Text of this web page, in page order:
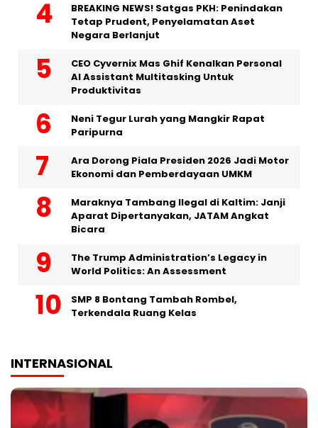
BREAKING NEWS! Satgas PKH: Penindakan
Tetap Prudent, Penyelamatan Aset
Negara Berlanjut
CEO Cyvernix Mas Ghif Kenalkan Personal
AI Assistant Multitasking Untuk
Produktivitas
Neni Tegur Lurah yang Mangkir Rapat
Paripurna
Ara Dorong Piala Presiden 2026 Jadi Motor
Ekonomi dan Pemberdayaan UMKM
Maraknya Tambang Ilegal di Kaltim: Janji
Aparat Dipertanyakan, JATAM Angkat
Bicara
The Trump Administration’s Legacy in
World Politics: An Assessment
SMP 8 Bontang Tambah Rombel,
Terkendala Ruang Kelas
INTERNASIONAL